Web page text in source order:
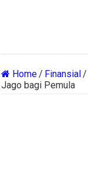
Home/ Finansial/
Jago bagi Pemula